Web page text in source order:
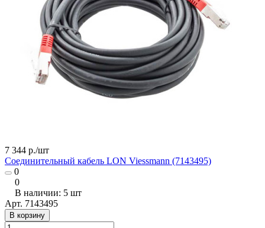
7 344 р./шт
Соединительный кабель LON Viessmann (7143495)
0
0
В наличии: 5 шт
Арт. 7143495
В корзину